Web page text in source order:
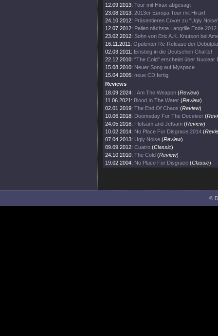
12.09.2013: Tour mit Hirax abgesagt
23.08.2013: 2013er Europa Tour mit Hirax!
24.10.2012: Präsentieren Cover zu "Ugly
12.07.2012: Peilen nächste Langrille Ende 2012
23.02.2012: Sohn von Eric A.K. Knutson bei
16.11.2011: Opulenter Re-Release der
02.03.2011: Einstieg in die Deutschen Charts!
22.12.2010: "The Cold" erscheint über Nuclear
15.08.2010: Neuer Song auf Myspace
15.04.2005: neue CD fertig
Reviews
18.09.2024: I Am The Weapon (Review)
11.06.2021: Blood In The Water (Review)
02.01.2019: The End Of Chaos (Review)
10.06.2018: Doomsday For The Deceiver (
24.05.2016: Flotsam and Jetsam (Review)
10.02.2014: No Place For Disgrace 2014 (
07.04.2013: Ugly Noise (Review)
09.09.2012: Cuatro (Classic)
24.10.2010: The Cold (Review)
19.02.2004: No Place For Disgrace (Classic)
©